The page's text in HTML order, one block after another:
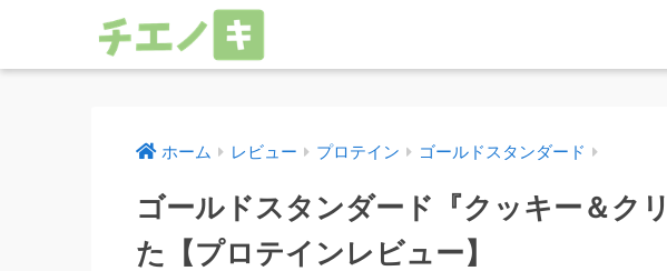
ホーム レビュー プロテイン ゴールドスタンダード
ゴールドスタンダード『クッキー＆ク
た【プロテインレビュー】